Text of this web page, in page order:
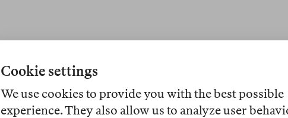
Cookie settings
We use cookies to provide you with the best possible
experience. They also allow us to analyze user